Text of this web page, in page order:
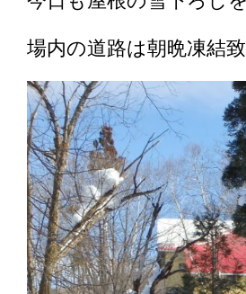
場内の道路は朝晩凍結